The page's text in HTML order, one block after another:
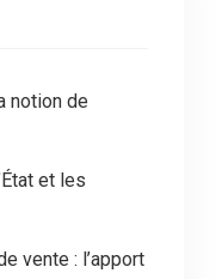
notion de
et les
vente : l’apport